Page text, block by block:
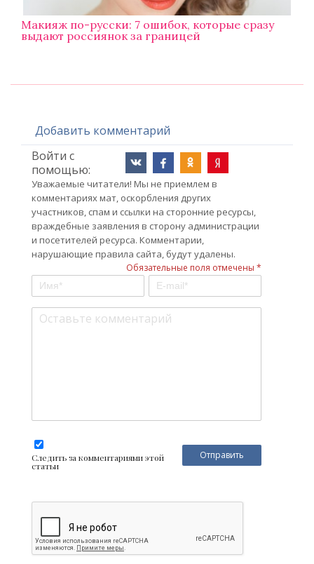
Макияж по-русски: 7 ошибок, которые сразу
выдают россиянок за границей
Добавить комментарий
Войти с
помощью:
Уважаемые читатели! Мы не приемлем в
комментариях мат, оскорбления других
участников, спам и ссылки на сторонние ресурсы,
враждебные заявления в сторону администрации
и посетителей ресурса. Комментарии,
нарушающие правила сайта, будут удалены.
Обязательные поля отмечены *
Следить за комментариями этой
статьи